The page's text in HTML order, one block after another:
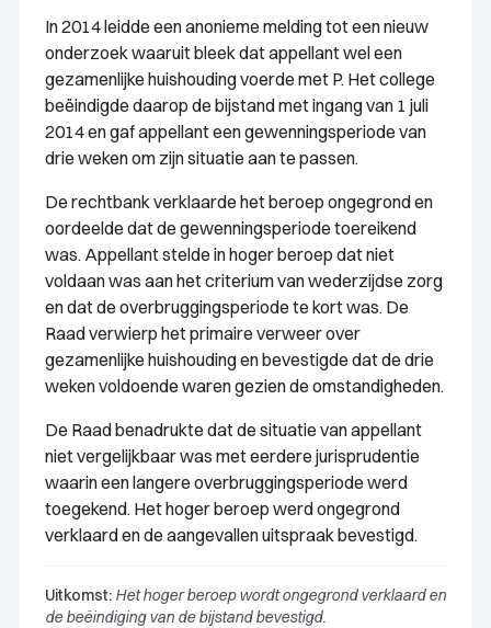
In 2014 leidde een anonieme melding tot een nieuw
onderzoek waaruit bleek dat appellant wel een
gezamenlijke huishouding voerde met P. Het college
beëindigde daarop de bijstand met ingang van 1 juli
2014 en gaf appellant een gewenningsperiode van
drie weken om zijn situatie aan te passen.
De rechtbank verklaarde het beroep ongegrond en
oordeelde dat de gewenningsperiode toereikend
was. Appellant stelde in hoger beroep dat niet
voldaan was aan het criterium van wederzijdse zorg
en dat de overbruggingsperiode te kort was. De
Raad verwierp het primaire verweer over
gezamenlijke huishouding en bevestigde dat de drie
weken voldoende waren gezien de omstandigheden.
De Raad benadrukte dat de situatie van appellant
niet vergelijkbaar was met eerdere jurisprudentie
waarin een langere overbruggingsperiode werd
toegekend. Het hoger beroep werd ongegrond
verklaard en de aangevallen uitspraak bevestigd.
Uitkomst: Het hoger beroep wordt ongegrond verklaard en
de beëindiging van de bijstand bevestigd.